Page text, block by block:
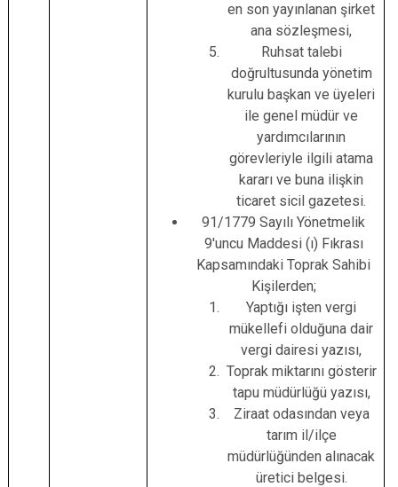
en son yayınlanan şirket
ana sözleşmesi,
Ruhsat talebi
doğrultusunda yönetim
kurulu başkan ve üyeleri
ile genel müdür ve
yardımcılarının
görevleriyle ilgili atama
kararı ve buna ilişkin
ticaret sicil gazetesi.
91/1779 Sayılı Yönetmelik
9'uncu Maddesi (ı) Fıkrası
Kapsamındaki Toprak Sahibi
Kişilerden;
Yaptığı işten vergi
mükellefi olduğuna dair
vergi dairesi yazısı,
Toprak miktarını gösterir
tapu müdürlüğü yazısı,
Ziraat odasından veya
tarım il/ilçe
müdürlüğünden alınacak
üretici belgesi.